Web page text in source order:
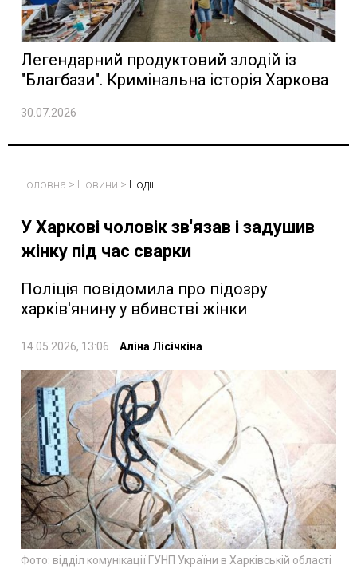
Легендарний продуктовий злодій із
"Благбази". Кримінальна історія Харкова
30.07.2026
Головна > Новини > Події
У Харкові чоловік зв'язав і задушив
жінку під час сварки
Поліція повідомила про підозру
харків'янину у вбивстві жінки
14.05.2026, 13:06 Аліна Лісічкіна
Фото: відділ комунікації ГУНП України в Харківській області